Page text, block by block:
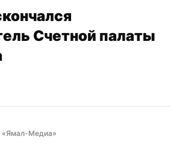
Счетной палаты
«Ямал-Медиа»